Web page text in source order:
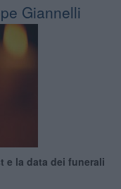
Giannelli
e la data dei funerali